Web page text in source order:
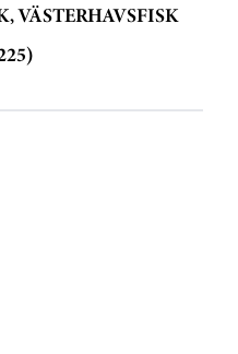
VÄSTERHAVSFISK